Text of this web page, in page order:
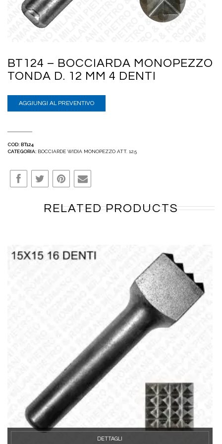
BT124 – BOCCIARDA MONOPEZZO
TONDA D. 12 MM 4 DENTI
AGGIUNGI AL PREVENTIVO
COD: BT124
CATEGORIA: BOCCIARDE WIDIA MONOPEZZO ATT. 12.5
RELATED PRODUCTS
DETTAGLI